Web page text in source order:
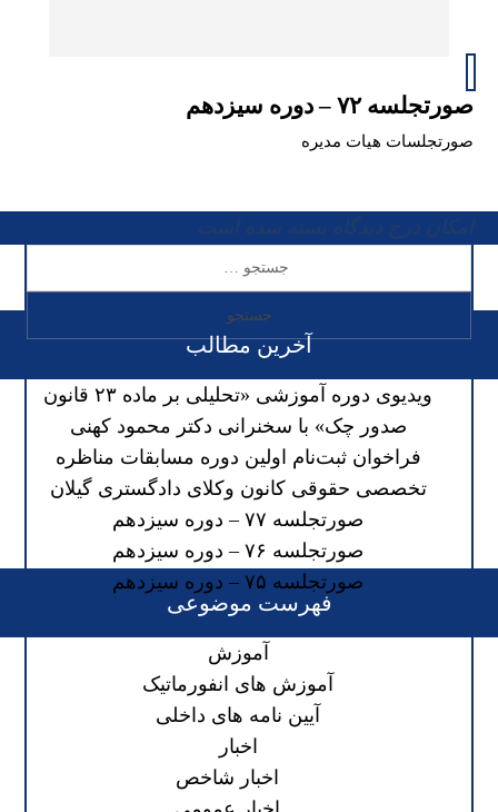
صورتجلسه ۷۲ – دوره سیزدهم
صورتجلسات هیات مدیره
آخرین مطالب
ویدیوی دوره آموزشی «تحلیلی بر ماده ۲۳ قانون
صدور چک» با سخنرانی دکتر محمود کهنی
فراخوان ثبت‌نام اولین دوره مسابقات مناظره
تخصصی حقوقی کانون وکلای دادگستری گیلان
صورتجلسه ۷۷ – دوره سیزدهم
صورتجلسه ۷۶ – دوره سیزدهم
صورتجلسه ۷۵ – دوره سیزدهم
فهرست موضوعی
آموزش
آموزش های انفورماتیک
آیین نامه های داخلی
اخبار
اخبار شاخص